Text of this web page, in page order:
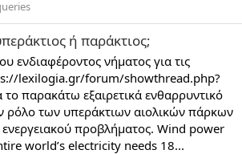
ή παράκτιος;
ενδιαφέροντος νήματος για τις
lexilogia.gr/forum/showthread.php?
παρακάτω εξαιρετικά ενθαρρυντικό
ρόλο των υπεράκτιων αιολικών πάρκων
προβλήματος. Wind power
world’s electricity needs 18...